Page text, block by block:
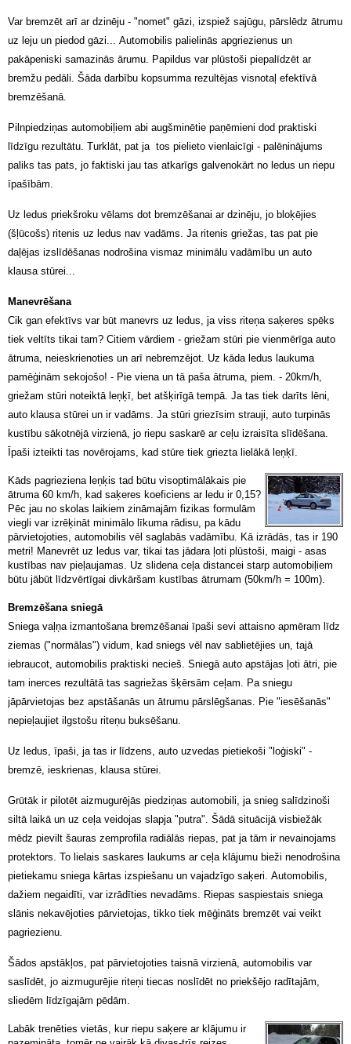
Var bremzēt arī ar dzinēju - "nomet" gāzi, izspiež sajūgu, pārslēdz ātrumu
uz leju un piedod gāzi... Automobilis palielinās apgriezienus un
pakāpeniski samazinās ārumu. Papildus var plūstoši piepalīdzēt ar
bremžu pedāli. Šāda darbību kopsumma rezultējas visnotaļ efektīvā
bremzēšanā.
Pilnpiedziņas automobiļiem abi augšminētie paņēmieni dod praktiski
līdzīgu rezultātu. Turklāt, pat ja tos pielieto vienlaicīgi - palēninājums
paliks tas pats, jo faktiski jau tas atkarīgs galvenokārt no ledus un riepu
īpašībām.
Uz ledus priekšroku vēlams dot bremzēšanai ar dzinēju, jo bloķējies
(šļūcošs) ritenis uz ledus nav vadāms. Ja ritenis griežas, tas pat pie
daļējas izslīdēšanas nodrošina vismaz minimālu vadāmību un auto
klausa stūrei...
Manevrēšana
Cik gan efektīvs var būt manevrs uz ledus, ja viss riteņa saķeres spēks
tiek veltīts tikai tam? Citiem vārdiem - griežam stūri pie vienmērīga auto
ātruma, neieskrienoties un arī nebremzējot. Uz kāda ledus laukuma
pamēģinām sekojošo! - Pie viena un tā paša ātruma, piem. - 20km/h,
griežam stūri noteiktā leņķī, bet atšķirīgā tempā. Ja tas tiek darīts lēni,
auto klausa stūrei un ir vadāms. Ja stūri griezīsim strauji, auto turpinās
kustību sākotnējā virzienā, jo riepu saskarē ar ceļu izraisīta slīdēšana.
Īpaši izteikti tas novērojams, kad stūre tiek griezta lielākā leņķī.
Kāds pagrieziena leņķis tad būtu visoptimālākais pie
ātruma 60 km/h, kad saķeres koeficiens ar ledu ir 0,15?
Pēc jau no skolas laikiem zināmajām fizikas formulām
viegli var izrēķināt minimālo līkuma rādisu, pa kādu
pārvietojoties, automobilis vēl saglabās vadāmību. Kā izrādās, tas ir 190
metri! Manevrēt uz ledus var, tikai tas jādara ļoti plūstoši, maigi - asas
kustības nav pieļaujamas. Uz slidena ceļa distancei starp automobiļiem
būtu jābūt līdzvērtīgai divkāršam kustības ātrumam (50km/h = 100m).
Bremzēšana sniegā
Sniega vaļņa izmantošana bremzēšanai īpaši sevi attaisno apmēram līdz
ziemas ("normālas") vidum, kad sniegs vēl nav sablietējies un, tajā
iebraucot, automobilis praktiski necieš. Sniegā auto apstājas ļoti ātri, pie
tam inerces rezultātā tas sagriežas šķērsām ceļam. Pa sniegu
jāpārvietojas bez apstāšanās un ātrumu pārslēgšanas. Pie "iesēšanās"
nepieļaujiet ilgstošu riteņu buksēšanu.
Uz ledus, īpaši, ja tas ir līdzens, auto uzvedas pietiekoši "loģiski" -
bremzē, ieskrienas, klausa stūrei.
Grūtāk ir pilotēt aizmugurējās piedziņas automobili, ja snieg salīdzinoši
siltā laikā un uz ceļa veidojas slapja "putra". Šādā situācijā visbiežāk
mēdz pievilt šauras zemprofila radiālās riepas, pat ja tām ir nevainojams
protektors. To lielais saskares laukums ar ceļa klājumu bieži nenodrošina
pietiekamu sniega kārtas izspiešanu un vajadzīgo saķeri. Automobilis,
dažiem negaidīti, var izrādīties nevadāms. Riepas saspiestais sniega
slānis nekavējoties pārvietojas, tikko tiek mēģināts bremzēt vai veikt
pagriezienu.
Šādos apstākļos, pat pārvietojoties taisnā virzienā, automobilis var
saslīdēt, jo aizmugurējie riteņi tiecas noslīdēt no priekšējo radītajām,
sliedēm līdzīgajām pēdām.
Labāk trenēties vietās, kur riepu saķere ar klājumu ir